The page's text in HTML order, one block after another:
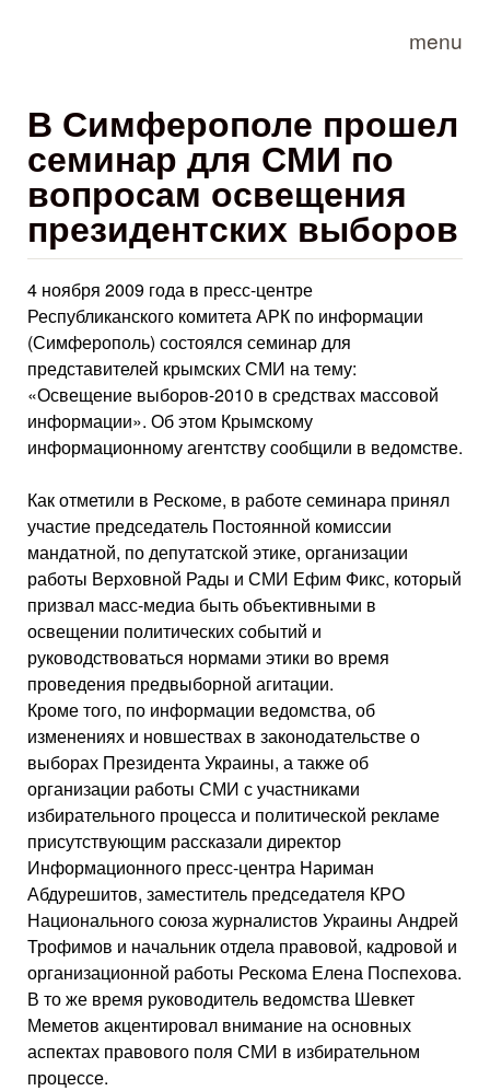
menu
В Симферополе прошел
семинар для СМИ по
вопросам освещения
президентских выборов
4 ноября 2009 года в пресс-центре
Республиканского комитета АРК по информации
(Симферополь) состоялся семинар для
представителей крымских СМИ на тему:
«Освещение выборов-2010 в средствах массовой
информации». Об этом Крымскому
информационному агентству сообщили в ведомстве.
Как отметили в Рескоме, в работе семинара принял
участие председатель Постоянной комиссии
мандатной, по депутатской этике, организации
работы Верховной Рады и СМИ Ефим Фикс, который
призвал масс-медиа быть объективными в
освещении политических событий и
руководствоваться нормами этики во время
проведения предвыборной агитации.
Кроме того, по информации ведомства, об
изменениях и новшествах в законодательстве о
выборах Президента Украины, а также об
организации работы СМИ с участниками
избирательного процесса и политической рекламе
присутствующим рассказали директор
Информационного пресс-центра Нариман
Абдурешитов, заместитель председателя КРО
Национального союза журналистов Украины Андрей
Трофимов и начальник отдела правовой, кадровой и
организационной работы Рескома Елена Поспехова.
В то же время руководитель ведомства Шевкет
Меметов акцентировал внимание на основных
аспектах правового поля СМИ в избирательном
процессе.